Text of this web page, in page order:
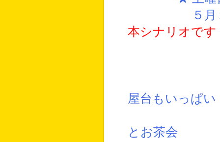
５
本シナリオです
屋台もいっぱい
とお茶会